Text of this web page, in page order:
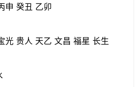
申 癸丑 乙卯
光 贵人 天乙 文昌 福星 长生